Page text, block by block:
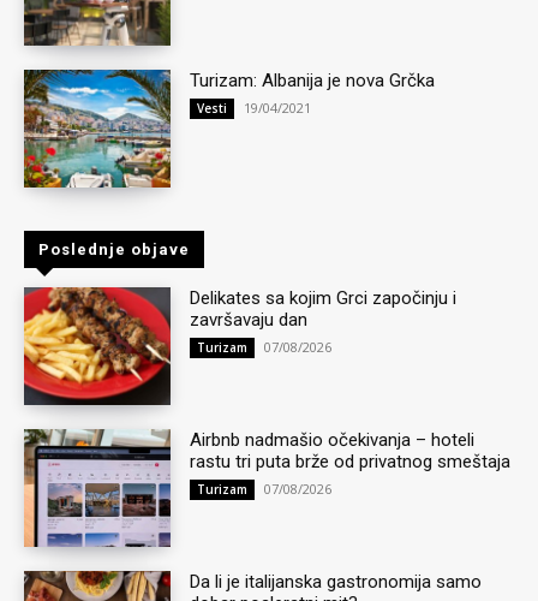
Turizam: Albanija je nova Grčka
Vesti 19/04/2021
Poslednje objave
Delikates sa kojim Grci započinju i
završavaju dan
Turizam 07/08/2026
Airbnb nadmašio očekivanja – hoteli
rastu tri puta brže od privatnog smeštaja
Turizam 07/08/2026
Da li je italijanska gastronomija samo